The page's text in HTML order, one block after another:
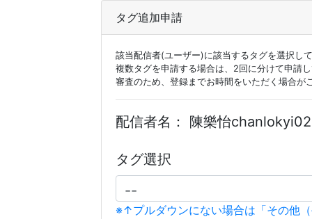
タグ追加申請
該当配信者(ユーザー)に該当するタグを選択し
複数タグを申請する場合は、2回に分けて申請
審査のため、登録までお時間をいただく場合が
配信者名： 陳樂怡
タグ選択
※↑プルダウンにない場合は「その他